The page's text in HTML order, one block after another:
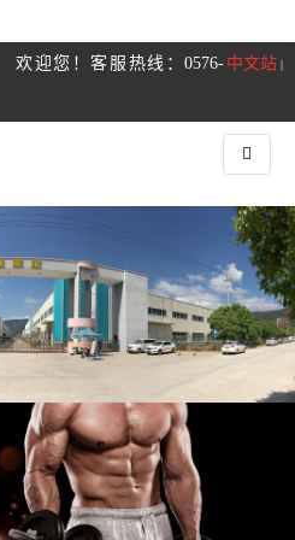
中文站 |
欢迎您！客服热线：0576-